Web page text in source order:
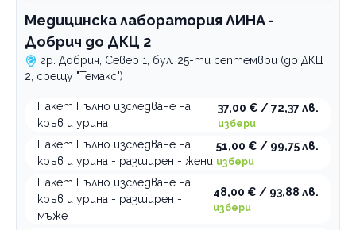
Медицинска лаборатория ЛИНА -
Добрич до ДКЦ 2
гр. Добрич, Север 1, бул. 25-ти септември (до ДКЦ
2, срещу "Темакс")
Пакет Пълно изследване на
кръв и урина
37,00 € / 72,37 лв.
избери
Пакет Пълно изследване на
кръв и урина - разширен - жени
51,00 € / 99,75 лв.
избери
Пакет Пълно изследване на
кръв и урина - разширен -
мъже
48,00 € / 93,88 лв.
избери